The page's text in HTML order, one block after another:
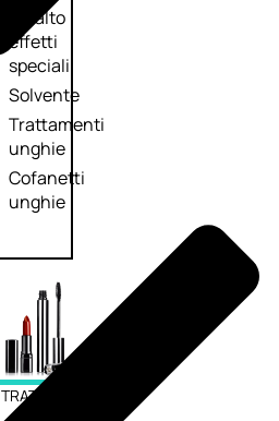
Smalto
effetti
speciali
Solvente
Trattamenti
unghie
Cofanetti
unghie
TRATTAMENTI